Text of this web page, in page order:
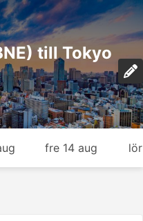
till Tokyo
fre 14 aug